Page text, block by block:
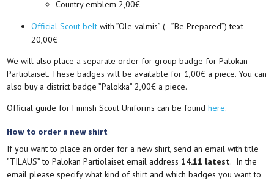
Country emblem 2,00€
Official Scout belt with ”Ole valmis” (= ”Be Prepared”) text
20,00€
We will also place a separate order for group badge for Palokan
Partiolaiset. These badges will be available for 1,00€ a piece. You can
also buy a district badge ”Palokka” 2,00€ a piece.
Official guide for Finnish Scout Uniforms can be foundhere.
How to order a new shirt
If you want to place an order for a new shirt, send an email with title
”TILAUS” to Palokan Partiolaiset email address14.11 latest. In the
email please specify what kind of shirt and which badges you want to